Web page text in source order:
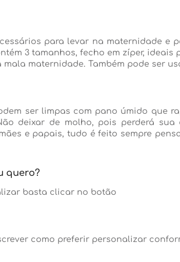
para levar na maternidade e
3 tamanhos, fecho em zíper,
maternidade. Também pode ser
ser limpas com pano úmido que
deixar de molho, pois perderá
e papais, tudo é feito sempre
quero?
basta clicar no botão
como preferir personalizar